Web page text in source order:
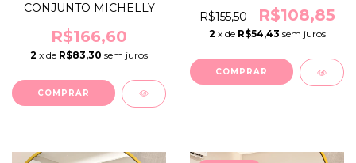
CONJUNTO MICHELLY
R$166,60
2 x de R$83,30 sem juros
COMPRAR
R$155,50 R$108,85
2 x de R$54,43 sem juros
COMPRAR